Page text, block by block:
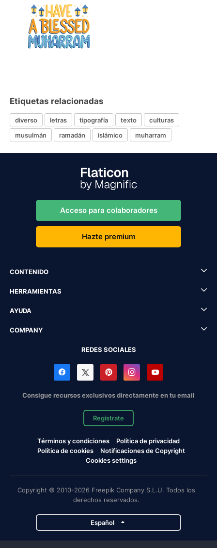
Etiquetas relacionadas
diverso letras tipografía texto
culturas
musulmán
ramadán islámico muharram
Acceso para colaboradores
Hazte premium
CONTENIDO
HERRAMIENTAS
AYUDA
COMPANY
REDES SOCIALES
Consigue recursos exclusivos directamente en tu email
Regístrate
Términos y condiciones
Política de privacidad
Política de cookies
Notificaciones de Copyright
Cookies settings
Copyright © 2010-2026 Freepik Company S.L.U. Todos los
derechos reservados.
Español